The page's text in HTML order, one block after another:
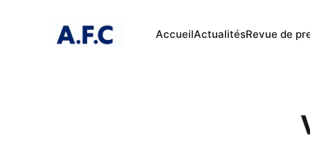
AccueilActualitésRevue de